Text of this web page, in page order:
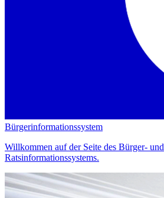
Bürgerinformationssystem
Willkommen auf der Seite des Bürger- und
Ratsinformationssystems.